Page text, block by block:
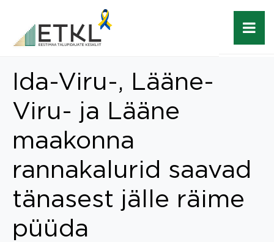
Ida-Viru-, Lääne-
Viru- ja Lääne
maakonna
rannakalurid saavad
tänasest jälle räime
püüda